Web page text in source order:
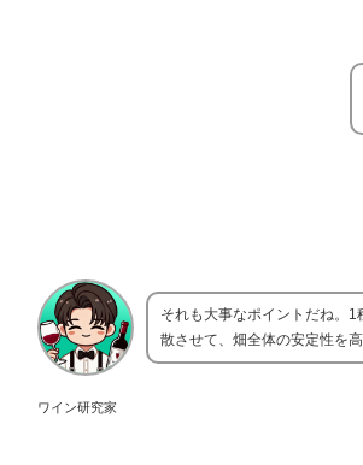
ワイン研究家
それも大事なポイントだね。
散させて、畑全体の安定性を高